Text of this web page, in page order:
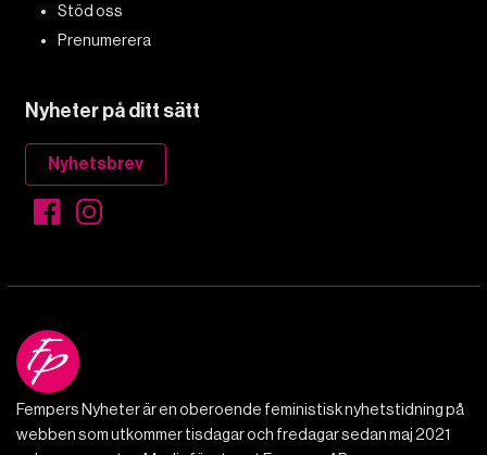
Stöd oss
Prenumerera
Nyheter på ditt sätt
Nyhetsbrev
Fempers Nyheter är en oberoende feministisk nyhetstidning på
webben som utkommer tisdagar och fredagar sedan maj 2021